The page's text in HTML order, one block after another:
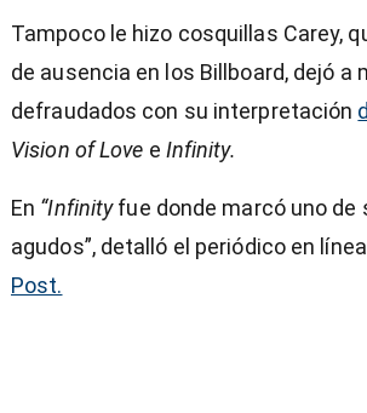
Tampoco le hizo cosquillas Carey,
de ausencia en los Billboard, dejó a
defraudados con su interpretación
Vision of Love e Infinity.
En “Infinityfue donde marcó uno de
agudos”, detalló el periódico en línea
Post.